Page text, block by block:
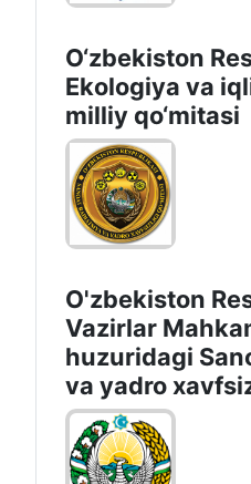
O‘zbekiston
Ekologiya va
milliy qo‘mitasi
O'zbekiston
Vazirlar
huzuridagi
va yadro